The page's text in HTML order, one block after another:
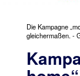
Die Kampagne
gleichermaßen. -